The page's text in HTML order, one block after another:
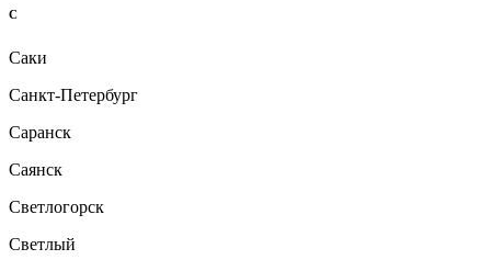
С
Саки
Санкт-Петербург
Саранск
Саянск
Светлогорск
Светлый